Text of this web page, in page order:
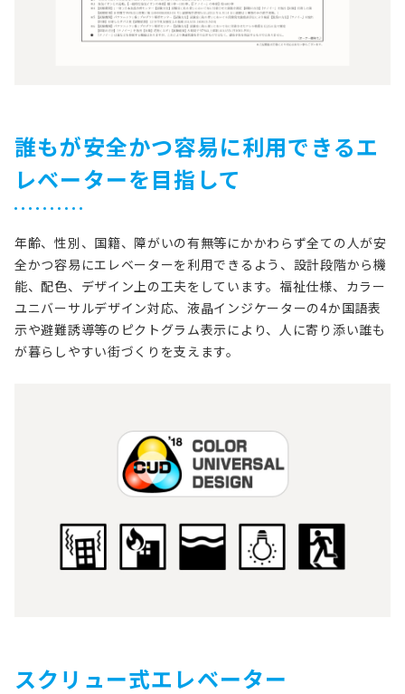
誰もが安全かつ容易に利用できるエ
レベーターを目指して
年齢、性別、国籍、障がいの有無等にかかわらず全ての人が安
全かつ容易にエレベーターを利用できるよう、設計段階から機
能、配色、デザイン上の工夫をしています。福祉仕様、カラー
ユニバーサルデザイン対応、液晶インジケーターの4か国語表
示や避難誘導等のピクトグラム表示により、人に寄り添い誰も
が暮らしやすい街づくりを支えます。
スクリュー式エレベーター